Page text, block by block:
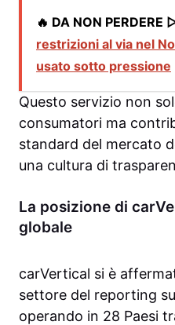
🔥 DA NON PERDERE
restrizioni al via nel
usato sotto pressione
Questo servizio non
consumatori ma
standard del mercato
una cultura di
La posizione di
globale
carVertical si è
settore del reporting
operando in 28 Paesi